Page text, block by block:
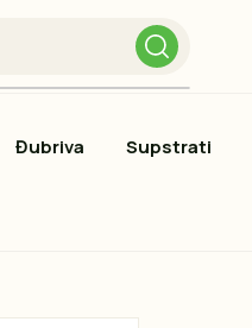
Đubriva Supstrati